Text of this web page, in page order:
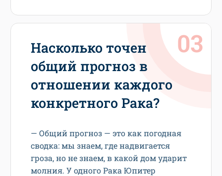
Насколько точен
общий прогноз в
отношении каждого
конкретного Рака?
— Общий прогноз — это как погодная
сводка: мы знаем, где надвигается
гроза, но не знаем, в какой дом ударит
молния. У одного Рака Юпитер